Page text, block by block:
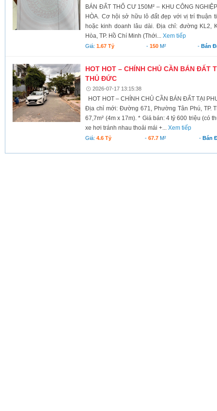
BÁN ĐẤT THỔ CƯ 150M² – KHU CÔNG
HÒA. Cơ hội sở hữu lô đất đẹp với vị trí thuận
hoặc kinh doanh lâu dài. Địa chỉ: đường KL2,
Hòa, TP. Hồ Chí Minh (Thới...Xem tiếp
Giá:1.67 Tỷ - 150M² -Bán
HOT HOT – CHÍNH CHỦ CẦN BÁN ĐẤT
THỦ ĐỨC
2026-07-17 13:15:38
HOT HOT – CHÍNH CHỦ CẦN BÁN ĐẤT TẠI
Địa chỉ mới: Đường 671, Phường Tân Phú, TP.
67,7m² (4m x 17m). * Giá bán: 4 tỷ 600 triệu (có
xe hơi tránh nhau thoải mái +...Xem tiếp
Giá:4.6 Tỷ - 67.7M² - Bán